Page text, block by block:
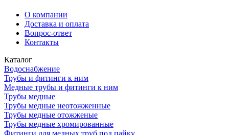
О компании
Доставка и оплата
Вопрос-ответ
Контакты
Каталог
Водоснабжение
Трубы и фитинги к ним
Медные трубы и фитинги к ним
Трубы медные
Трубы медные неотожженные
Трубы медные отожженые
Трубы медные хромированные
Фитинги для медных труб под пайку